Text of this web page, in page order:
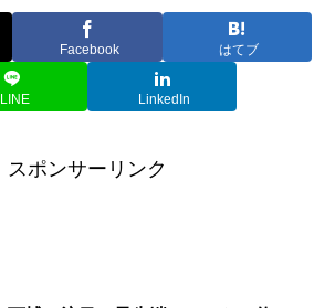
Facebook はてブ
LINE LinkedIn
スポンサーリンク